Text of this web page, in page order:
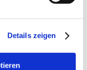
Details zeigen